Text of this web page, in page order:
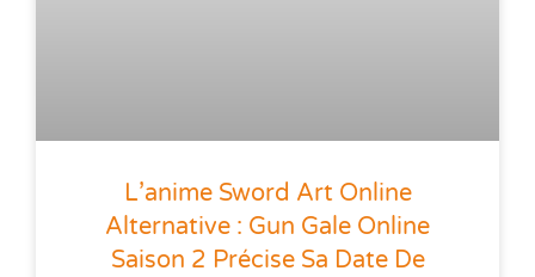
L’anime Sword Art Online
Alternative : Gun Gale Online
Saison 2 Précise Sa Date De